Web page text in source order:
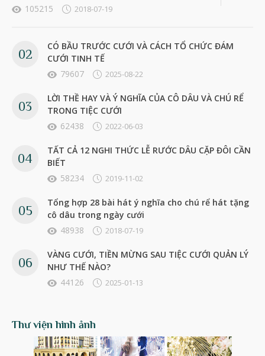
105215 2018-07-19
CÓ BẦU TRƯỚC CƯỚI VÀ CÁCH TỔ CHỨC ĐÁM
CƯỚI TINH TẾ
79607
2025-08-22
LỜI THỀ HAY VÀ Ý NGHĨA CỦA CÔ DÂU VÀ CHÚ RỂ
TRONG TIỆC CƯỚI
62438
2022-06-03
TẤT CẢ 12 NGHI THỨC LỄ RƯỚC DÂU CẶP ĐÔI CẦN
BIẾT
58234
2019-11-02
Tổng hợp 28 bài hát ý nghĩa cho chú rể hát tặng
cô dâu trong ngày cưới
48938
2018-07-19
VÀNG CƯỚI, TIỀN MỪNG SAU TIỆC CƯỚI QUẢN LÝ
NHƯ THẾ NÀO?
44126
2025-01-13
Thư viện hình ảnh